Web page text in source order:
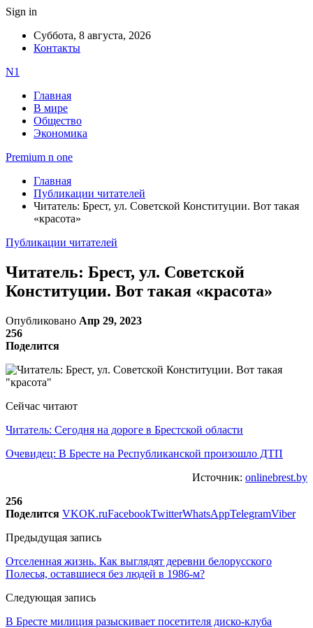
Sign in
Суббота, 8 августа, 2026
Контакты
N1
Главная
В мире
Общество
Экономика
Premium n one
Главная
Публикации читателей
Читатель: Брест, ул. Советской Конституции. Вот такая
«красота»
Публикации читателей
Читатель: Брест, ул. Советской
Конституции. Вот такая «красота»
Опубликовано Апр 29, 2023
256
Поделится
Сейчас читают
Читатель: Сегодня на дороге в Брестской области
Очевидец: В Бресте на Республиканской произошло ДТП
Источник: onlinebrest.by
256
Поделится VKOK.ruFacebookTwitterWhatsAppTelegramViber
Предыдущая запись
Отселенная жизнь. Как выглядят деревни белорусского
Полесья, оставшиеся без людей в 1986-м?
Следующая запись
В Бресте милиция разыскивает посетителя диско-клуба